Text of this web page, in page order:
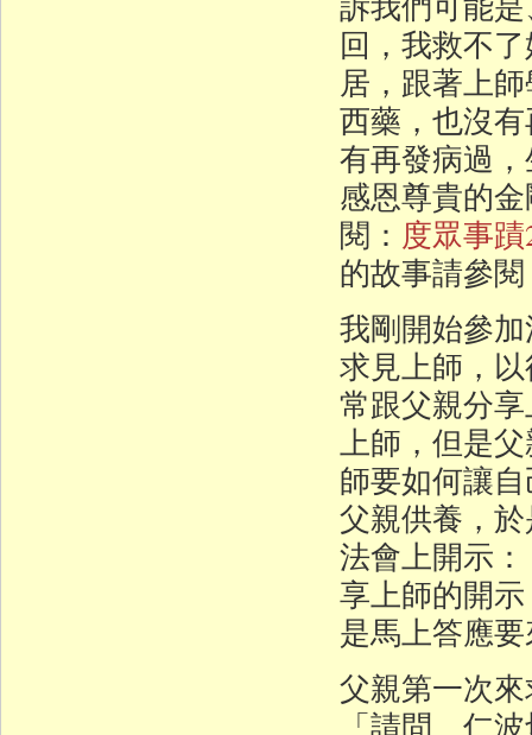
回，我救不
居，跟著上
西藥，也沒
有再發病過
感恩尊貴的
閱： 度眾事
的故事請參
我剛開始參
求見上師，
常跟父親分
上師，但是
師要如何讓
父親供養，
法會上開示
享上師的開
是馬上答應
父親第一次
「請問 仁